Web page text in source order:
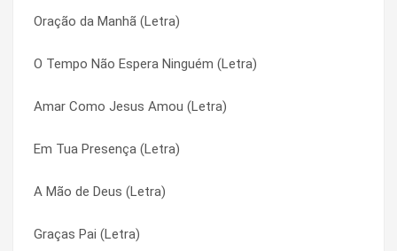
Oração da Manhã (Letra)
O Tempo Não Espera Ninguém (Letra)
Amar Como Jesus Amou (Letra)
Em Tua Presença (Letra)
A Mão de Deus (Letra)
Graças Pai (Letra)
Viola e Vinho Velho (Letra)
Vim Aqui Pra Dizer (Letra)
Vide, Vida Marvada (Letra)
Vida (Letra)
Vale Viver (Letra)
Utopia (Letra)
A Liberdade (Letra)
A Lista (Letra)
A Lista (Letra)
A Mão de Deus (Letra)
A Mão de Deus (Letra)
A Poesia Me Leva (Letra)